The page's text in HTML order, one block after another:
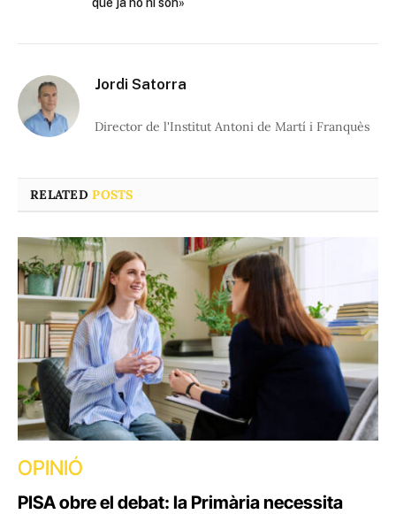
que ja no hi són»
Jordi Satorra
Director de l'Institut Antoni de Martí i Franquès
RELATEDPOSTS
OPINIÓ
PISA obre el debat: la Primària necessita